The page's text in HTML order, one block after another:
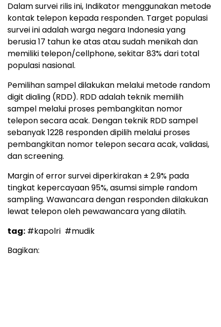
Dalam survei rilis ini, Indikator menggunakan metode
kontak telepon kepada responden. Target populasi
survei ini adalah warga negara Indonesia yang
berusia 17 tahun ke atas atau sudah menikah dan
memiliki telepon/cellphone, sekitar 83% dari total
populasi nasional.
Pemilihan sampel dilakukan melalui metode random
digit dialing (RDD). RDD adalah teknik memilih
sampel melalui proses pembangkitan nomor
telepon secara acak. Dengan teknik RDD sampel
sebanyak 1228 responden dipilih melalui proses
pembangkitan nomor telepon secara acak, validasi,
dan screening.
Margin of error survei diperkirakan ± 2.9% pada
tingkat kepercayaan 95%, asumsi simple random
sampling. Wawancara dengan responden dilakukan
lewat telepon oleh pewawancara yang dilatih.
tag: #kapolri #mudik
Bagikan: